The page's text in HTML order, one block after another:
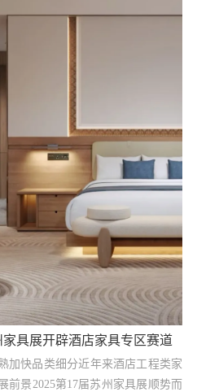
具展开辟酒店家具专区赛道
加快品类细分近年来酒店工程类家
前景2025第17届苏州家具展顺势而